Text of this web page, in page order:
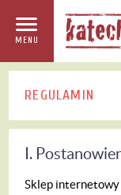
MENU
REGULAMIN
I.
Sklep internetowy